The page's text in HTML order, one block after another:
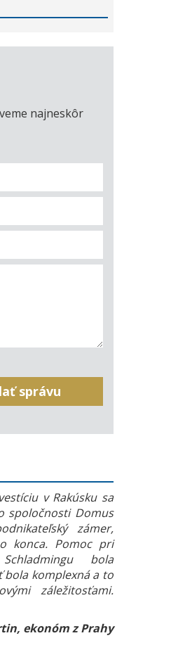
najneskôr
v Rakúsku sa
spoločnosti Domus
zámer,
konca. Pomoc pri
bola
komplexná a to
záležitosťami.
ekonóm z Prahy